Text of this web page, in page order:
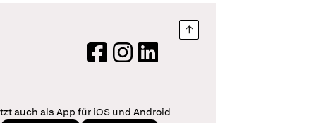
Nach oben springen
FacebookInstagram
LinkedIn
auch als App für iOS und Android